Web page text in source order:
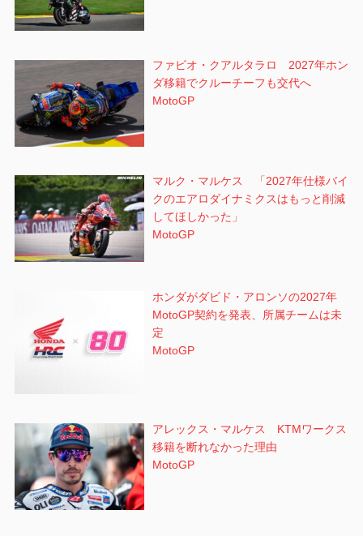
ファビオ・クアルタラロ 2027年ホン
ダ移籍でクルーチーフも交代へ
MotoGP
マルク・マルケス 「2027年仕様バイ
クのエアロダイナミクスはもっと削減
してほしかった」
MotoGP
ホンダがダビド・アロンソの2027年
MotoGP契約を発表、所属チームは未
定
MotoGP
アレックス・マルケス KTMワークス
移籍を断れなかった理由
MotoGP